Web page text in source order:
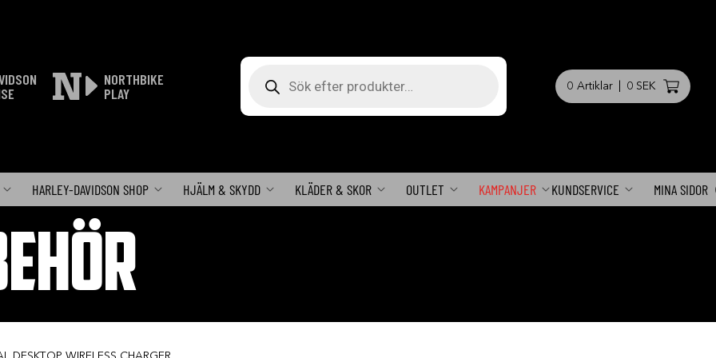
NORTHBIKE
PLAY
0 Artiklar 0 SEK
HARLEY-DAVIDSON SHOP HJÄLM & SKYDD KLÄDER & SKOR OUTLET KAMPANJER KUNDSERVICE MINA SIDOR